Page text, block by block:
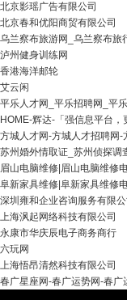
北京影瑶广告有限公司
北京春和优阳商贸有限公司
乌兰察布旅游网_乌兰察布旅
泸州健身训练网
香港海洋邮轮
艾云闲
平乐人才网_平乐招聘网_平
HOME-辉达-「强信息平台，
方城人才网-方城人才招聘网-
苏州婚外情取证_苏州侦探调
眉山电脑维修|眉山电脑维修
阜新家具维修|阜新家具维修
深圳雍和企业咨询服务有限公
上海沨起网络科技有限公司
永康市华庆辰电子商务商行
六玩网
上海悟昂清然科技有限公司
春广星座网-春广运势网-春广